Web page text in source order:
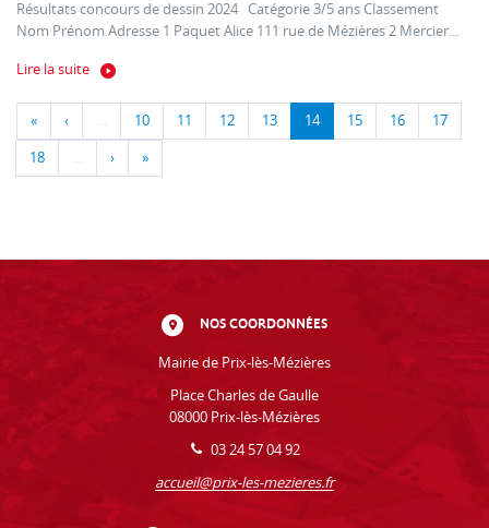
Résultats concours de dessin 2024 Catégorie 3/5 ans Classement
Nom Prénom Adresse 1 Paquet Alice 111 rue de Mézières 2 Mercier...
Lire la suite
« ‹ … 10 11 12 13 14 15 16 17
18 … › »
NOS COORDONNÉES
Mairie de Prix-lès-Mézières
Place Charles de Gaulle
08000 Prix-lès-Mézières
03 24 57 04 92
accueil@prix-les-mezieres.fr